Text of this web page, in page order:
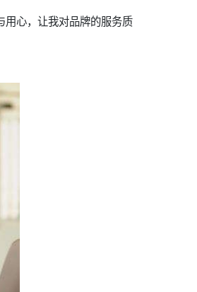
心，让我对品牌的服务质